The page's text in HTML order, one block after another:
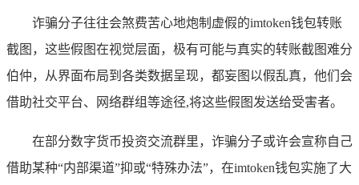
诈骗分子往往会煞费苦心地炮制虚假的imtoken钱包转账
截图，这些假图在视觉层面，极有可能与真实的转账截图难分
伯仲，从界面布局到各类数据呈现，都妄图以假乱真，他们会
借助社交平台、网络群组等途径,将这些假图发送给受害者。
在部分数字货币投资交流群里，诈骗分子或许会宣称自己
借助某种“内部渠道”抑或“特殊办法”，在imtoken钱包实施了大